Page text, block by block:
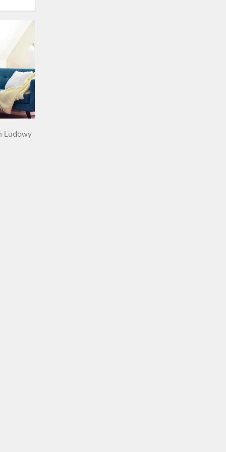
i
tu
Ludowy